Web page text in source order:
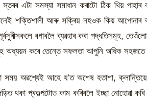
স্তৰৰ এটা সমস্যা সমাধান কৰাটো ঠিক থিয় পাহাৰ
শক্তিশালী আৰু সক্ৰিয় নহওক কিয় আপোনাৰ
বগাবলৈ ব্যৱহাৰ কৰা পদ্ধতিসমূহ,
কৰে তেন্তে সফলতা আপুনি অধিক সহজতে
সময় অৱশ্যেই আহে য’ত অশেষ হতাশা, ক্লান্তিয়ে
থকা প্ৰকল্পটোত কাম কৰিবলৈ ইচ্ছা নোহোৱা